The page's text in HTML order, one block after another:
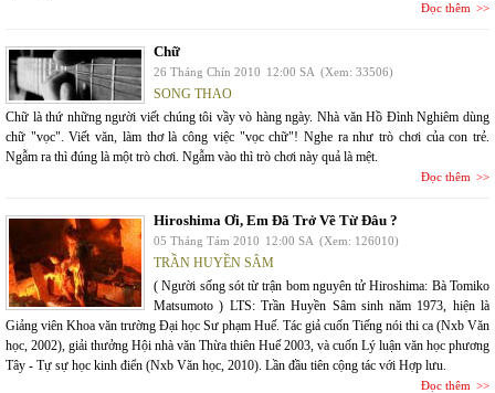
Đọc thêm
Chữ
26 Tháng Chín 2010 12:00 SA (Xem: 33506)
SONG THAO
Chữ là thứ những người viết chúng tôi vầy vò hàng ngày. Nhà văn Hồ Đình Nghiêm dùng
chữ "vọc". Viết văn, làm thơ là công việc "vọc chữ"! Nghe ra như trò chơi của con trẻ.
Ngẫm ra thì đúng là một trò chơi. Ngẫm vào thì trò chơi này quả là mệt.
Đọc thêm
Hiroshima Ơi, Em Đã Trở Về Từ Đâu ?
05 Tháng Tám 2010 12:00 SA (Xem: 126010)
TRẦN HUYỀN SÂM
( Người sống sót từ trận bom nguyên tử Hiroshima: Bà Tomiko
Matsumoto ) LTS: Trần Huyền Sâm sinh năm 1973, hiện là
Giảng viên Khoa văn trường Đại học Sư phạm Huế. Tác giả cuốn Tiếng nói thi ca (Nxb Văn
học, 2002), giải thưởng Hội nhà văn Thừa thiên Huế 2003, và cuốn Lý luận văn học phương
Tây - Tự sự học kinh điển (Nxb Văn học, 2010). Lần đầu tiên cộng tác với Hợp lưu.
Đọc thêm